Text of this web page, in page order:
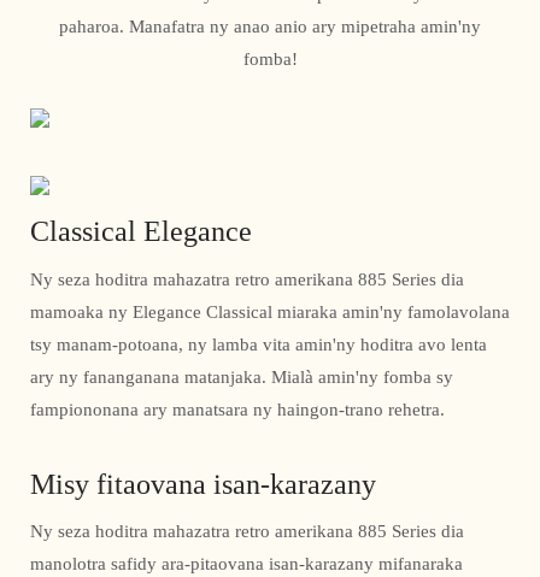
paharoa. Manafatra ny anao anio ary mipetraha amin'ny
fomba!
Classical Elegance
Ny seza hoditra mahazatra retro amerikana 885 Series dia
mamoaka ny Elegance Classical miaraka amin'ny famolavolana
tsy manam-potoana, ny lamba vita amin'ny hoditra avo lenta
ary ny fananganana matanjaka. Mialà amin'ny fomba sy
fampiononana ary manatsara ny haingon-trano rehetra.
Misy fitaovana isan-karazany
Ny seza hoditra mahazatra retro amerikana 885 Series dia
manolotra safidy ara-pitaovana isan-karazany mifanaraka